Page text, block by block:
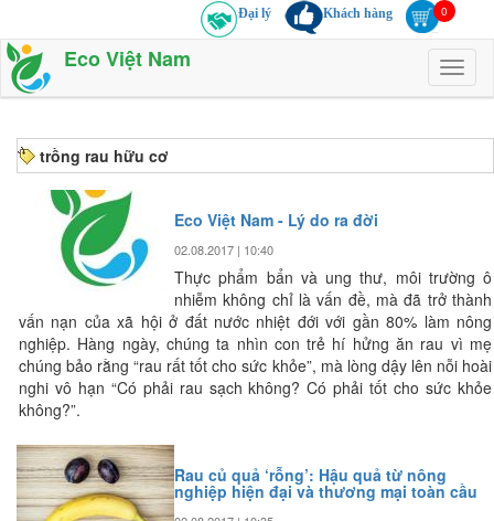
Đại lý Khách hàng
Eco Việt Nam
trồng rau hữu cơ
Eco Việt Nam - Lý do ra đời
02.08.2017 | 10:40
Thực phẩm bẩn và ung thư, môi trường ô
nhiễm không chỉ là vấn đề, mà đã trở thành
vấn nạn của xã hội ở đất nước nhiệt đới với gần 80% làm nông
nghiệp. Hàng ngày, chúng ta nhìn con trẻ hí hửng ăn rau vì mẹ
chúng bảo rằng “rau rất tốt cho sức khỏe”, mà lòng dậy lên nỗi hoài
nghi vô hạn “Có phải rau sạch không? Có phải tốt cho sức khỏe
không?”.
Rau củ quả ‘rỗng’: Hậu quả từ nông
nghiệp hiện đại và thương mại toàn cầu